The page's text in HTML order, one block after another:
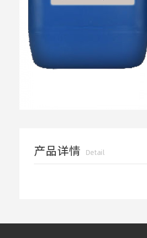
产品详情 Detail